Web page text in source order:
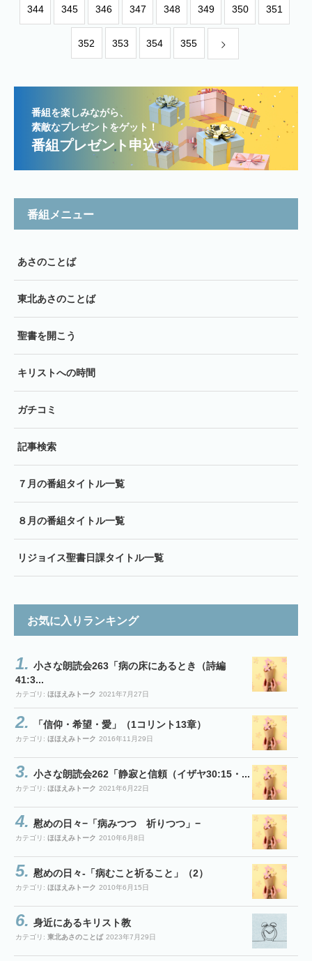
344 345 346 347 348 349 350 351
352 353 354 355
番組を楽しみながら、
素敵なプレゼントをゲット！
番組プレゼント申込
番組メニュー
あさのことば
東北あさのことば
聖書を開こう
キリストへの時間
ガチコミ
記事検索
７月の番組タイトル一覧
８月の番組タイトル一覧
リジョイス聖書日課タイトル一覧
お気に入りランキング
小さな朗読会263「病の床にあるとき（詩編
41:3...
カテゴリ: ほほえみトーク 2021年7月27日
「信仰・希望・愛」（1コリント13章）
カテゴリ: ほほえみトーク 2016年11月29日
小さな朗読会262「静寂と信頼（イザヤ30:15・...
カテゴリ: ほほえみトーク 2021年6月22日
慰めの日々−「病みつつ 祈りつつ」−
カテゴリ: ほほえみトーク 2010年6月8日
慰めの日々-「病むこと祈ること」（2）
カテゴリ: ほほえみトーク 2010年6月15日
身近にあるキリスト教
カテゴリ: 東北あさのことば 2023年7月29日